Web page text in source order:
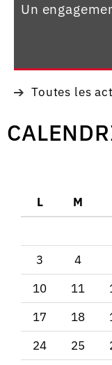
Un
Toutes les
L
M
3
4
10
11
17
18
24
25